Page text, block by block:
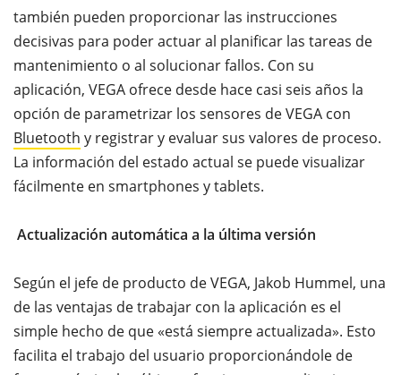
también pueden proporcionar las instrucciones
decisivas para poder actuar al planificar las tareas de
mantenimiento o al solucionar fallos. Con su
aplicación, VEGA ofrece desde hace casi seis años la
opción de parametrizar los sensores de VEGA con
Bluetooth y registrar y evaluar sus valores de proceso.
La información del estado actual se puede visualizar
fácilmente en smartphones y tablets.
Actualización automática a la última versión
Según el jefe de producto de VEGA, Jakob Hummel, una
de las ventajas de trabajar con la aplicación es el
simple hecho de que «está siempre actualizada». Esto
facilita el trabajo del usuario proporcionándole de